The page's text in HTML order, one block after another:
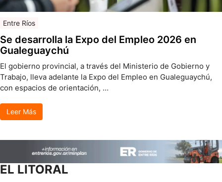
Entre Ríos
Se desarrolla la Expo del Empleo 2026 en
Gualeguaychú
El gobierno provincial, a través del Ministerio de Gobierno y
Trabajo, lleva adelante la Expo del Empleo en Gualeguaychú,
con espacios de orientación, …
Leer Más
EL LITORAL